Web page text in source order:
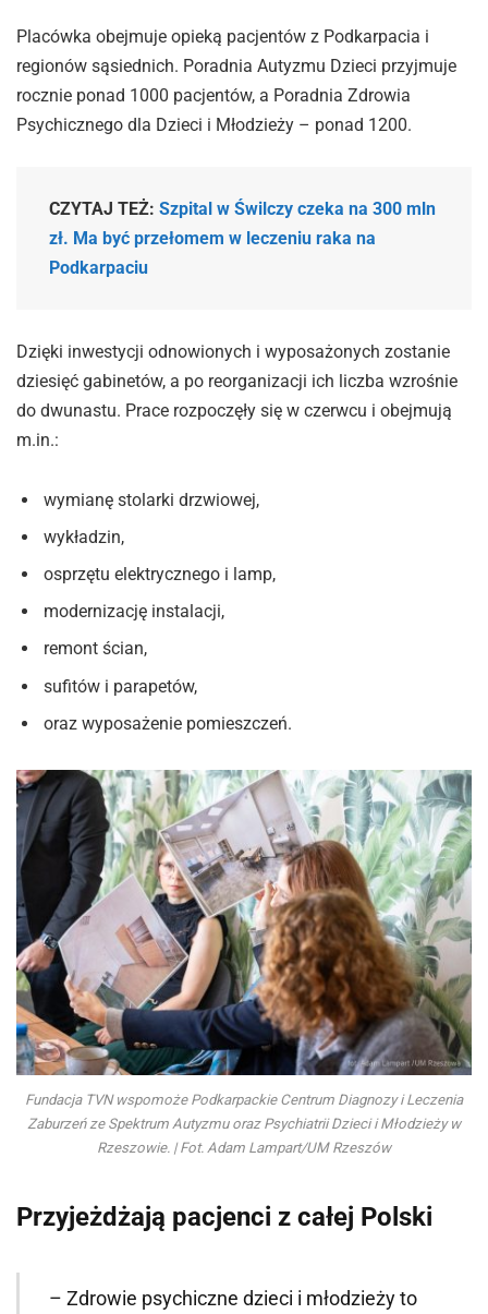
Placówka obejmuje opieką pacjentów z Podkarpacia i
regionów sąsiednich. Poradnia Autyzmu Dzieci przyjmuje
rocznie ponad 1000 pacjentów, a Poradnia Zdrowia
Psychicznego dla Dzieci i Młodzieży – ponad 1200.
CZYTAJ TEŻ: Szpital w Świlczy czeka na 300 mln
zł. Ma być przełomem w leczeniu raka na
Podkarpaciu
Dzięki inwestycji odnowionych i wyposażonych zostanie
dziesięć gabinetów, a po reorganizacji ich liczba wzrośnie
do dwunastu. Prace rozpoczęły się w czerwcu i obejmują
m.in.:
wymianę stolarki drzwiowej,
wykładzin,
osprzętu elektrycznego i lamp,
modernizację instalacji,
remont ścian,
sufitów i parapetów,
oraz wyposażenie pomieszczeń.
Fundacja TVN wspomoże Podkarpackie Centrum Diagnozy i Leczenia
Zaburzeń ze Spektrum Autyzmu oraz Psychiatrii Dzieci i Młodzieży w
Rzeszowie. | Fot. Adam Lampart/UM Rzeszów
Przyjeżdżają pacjenci z całej Polski
– Zdrowie psychiczne dzieci i młodzieży to